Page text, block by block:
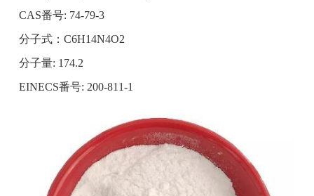
CAS番号: 74-79-3
分子式：C6H14N4O2
分子量: 174.2
EINECS番号: 200-811-1